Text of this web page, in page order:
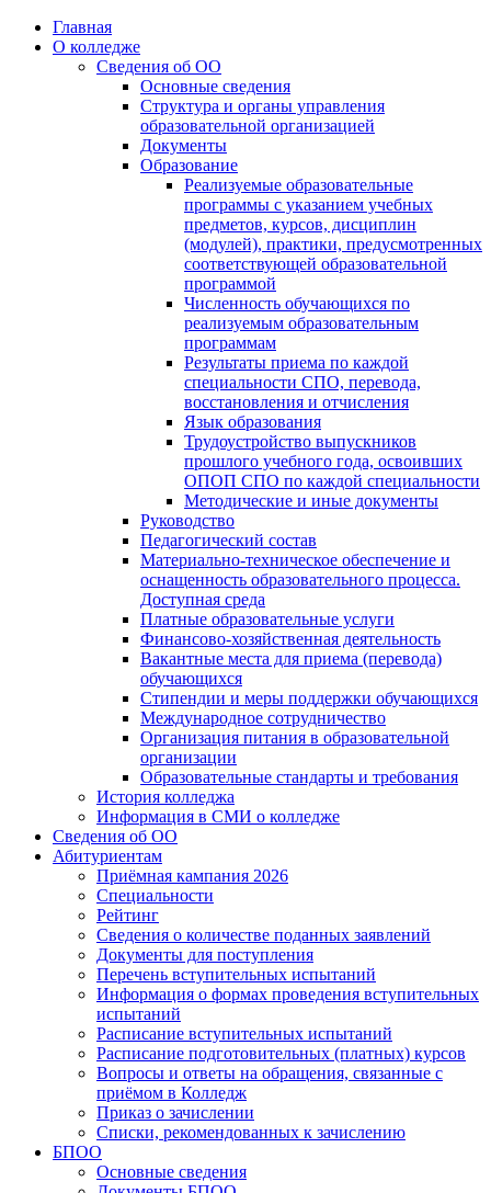
Главная
О колледже
Сведения об ОО
Основные сведения
Структура и органы управления
образовательной организацией
Документы
Образование
Реализуемые образовательные
программы с указанием учебных
предметов, курсов, дисциплин
(модулей), практики, предусмотренных
соответствующей образовательной
программой
Численность обучающихся по
реализуемым образовательным
программам
Результаты приема по каждой
специальности СПО, перевода,
восстановления и отчисления
Язык образования
Трудоустройство выпускников
прошлого учебного года, освоивших
ОПОП СПО по каждой специальности
Методические и иные документы
Руководство
Педагогический состав
Материально-техническое обеспечение и
оснащенность образовательного процесса.
Доступная среда
Платные образовательные услуги
Финансово-хозяйственная деятельность
Вакантные места для приема (перевода)
обучающихся
Стипендии и меры поддержки обучающихся
Международное сотрудничество
Организация питания в образовательной
организации
Образовательные стандарты и требования
История колледжа
Информация в СМИ о колледже
Сведения об ОО
Абитуриентам
Приёмная кампания 2026
Специальности
Рейтинг
Сведения о количестве поданных заявлений
Документы для поступления
Перечень вступительных испытаний
Информация о формах проведения вступительных
испытаний
Расписание вступительных испытаний
Расписание подготовительных (платных) курсов
Вопросы и ответы на обращения, связанные с
приёмом в Колледж
Приказ о зачислении
Списки, рекомендованных к зачислению
БПОО
Основные сведения